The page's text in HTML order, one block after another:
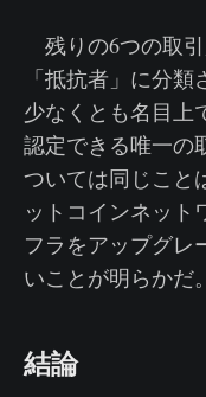
残りの6つの取
「抵抗者」に分類
少なくとも名目上
認定できる唯一の
ついては同じこと
ットコインネット
フラをアップグレ
いことが明らかだ。
結論